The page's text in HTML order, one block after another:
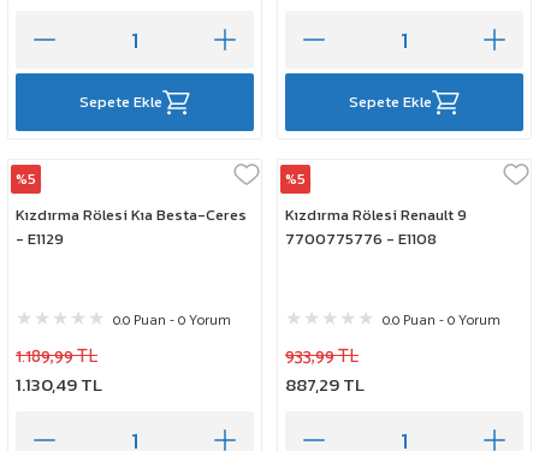
Sepete Ekle Sepete Ekle
%5
Elta
Kızdırma Rölesi Kıa Besta-Ceres
- E1129
0.0 Puan - 0 Yorum
1.189,99 TL
1.130,49 TL
%5
Elta
Kızdırma Rölesi Renault 9
7700775776 - E1108
0.0 Puan - 0 Yorum
933,99 TL
887,29 TL